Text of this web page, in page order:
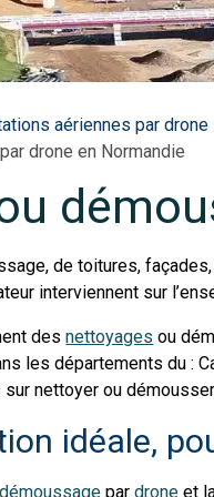
aériennes par drone
drone en Normandie
de toitures,
interviennent sur
desnettoyages ou
les départements du :
nettoyer ou
idéale,
pardrone et